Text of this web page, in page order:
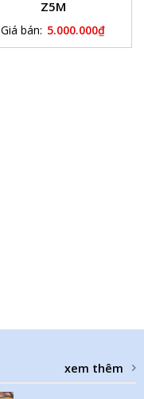
Z5M
Giá bán: 5.000.000₫
xem thêm